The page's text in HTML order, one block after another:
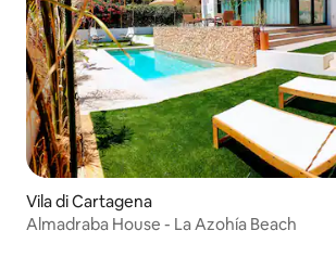
Vila di Cartagena
Almadraba House - La Azohía Beach